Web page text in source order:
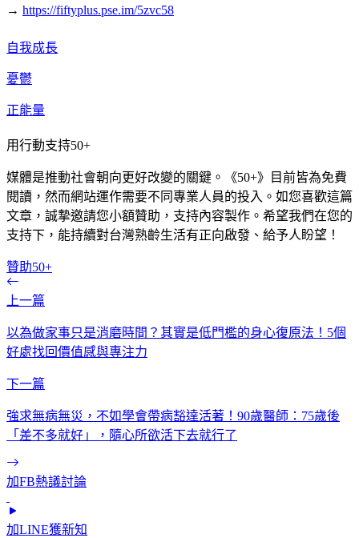
→ https://fiftyplus.pse.im/5zvc58
自我成長
憂鬱
正能量
用行動支持50+
媒體是推動社會朝向更好改變的關鍵。《50+》目前皆為免費
閱讀，然而網站運作需要不同專業人員的投入。如您喜歡這篇
文章，誠摯邀請您小額贊助，支持內容製作。希望我們在您的
支持下，能持續對台灣熟齡生活有正向啟發、給予人盼望！
贊助50+
上一篇
以為做家事只是消磨時間？其實是低門檻的身心復原法！5個
好處找回價值感與專注力
下一篇
強求無病無災，不如學會帶病豁達活著！90歲醫師：75歲後
「差不多就好」，隨心所欲活下去就行了
加FB熱議討論
加LINE獲新知